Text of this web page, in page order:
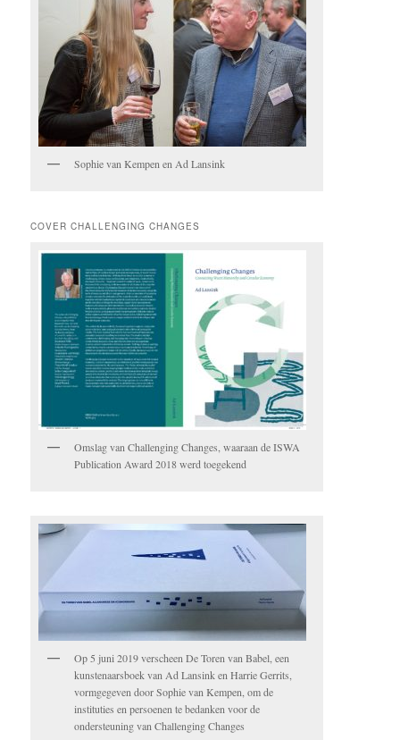
Sophie van Kempen en Ad Lansink
COVER CHALLENGING CHANGES
Omslag van Challenging Changes, waaraan de ISWA
Publication Award 2018 werd toegekend
Op 5 juni 2019 verscheen De Toren van Babel, een
kunstenaarsboek van Ad Lansink en Harrie Gerrits,
vormgegeven door Sophie van Kempen, om de
instituties en persoenen te bedanken voor de
ondersteuning van Challenging Changes